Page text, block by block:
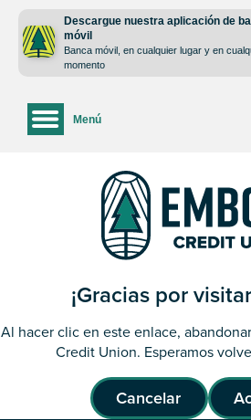
contenido
inicio
Descargue nuestra aplicación de
móvil
Banca móvil, en cualquier lugar y en
momento
Menú
¡Gracias por
Al hacer clic en este enlace,
Credit Union. Esperamos
Cancelar